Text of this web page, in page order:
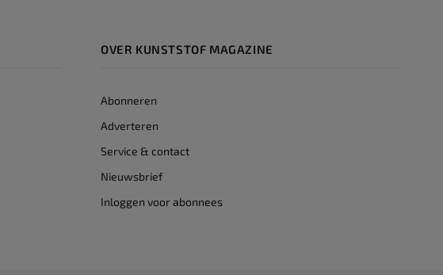
OVER KUNSTSTOF MAGAZINE
Abonneren
Adverteren
Service & contact
Nieuwsbrief
Inloggen voor abonnees